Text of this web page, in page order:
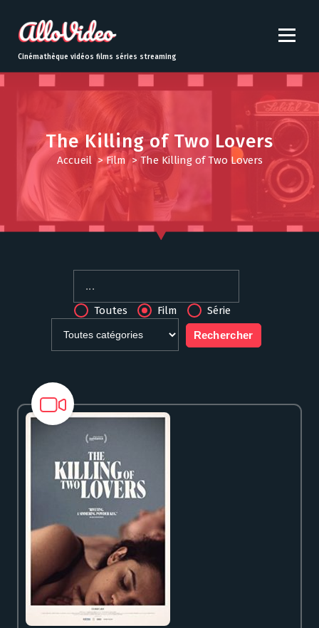
t
o
Cinémathèque vidéos films séries streaming
The Killing of Two Lovers
Accueil>Film >The Killing of Two Lovers
Toutes Film Série